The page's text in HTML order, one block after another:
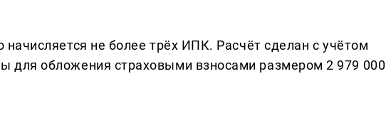
не более трёх ИПК. Расчёт сделан с учётом
для обложения страховыми взносами размером 2 979 000